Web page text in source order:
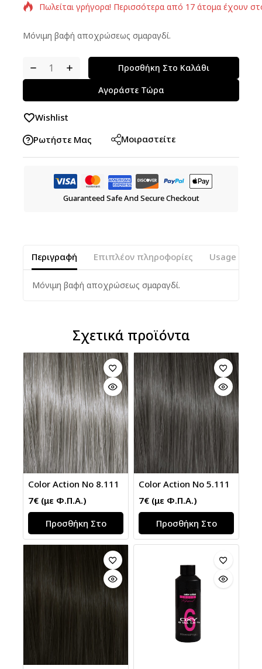
Πωλείται γρήγορα! Περισσότερα από 17 άτομα έχουν
Μόνιμη βαφή αποχρώσεως σμαραγδί.
Προσθήκη Στο Καλάθι
Αγοράστε Τώρα
Wishlist
Ρωτήστε Μας
Μοιραστείτε
Guaranteed Safe And Secure Checkout
Περιγραφή Επιπλέον πληροφορίες Usage
Μόνιμη βαφή αποχρώσεως σμαραγδί.
Σχετικά προϊόντα
Color Action No 8.111
7€ (με Φ.Π.Α.)
Προσθήκη Στο
Καλάθι
Color Action No 5.111
7€ (με Φ.Π.Α.)
Προσθήκη Στο
Καλάθι